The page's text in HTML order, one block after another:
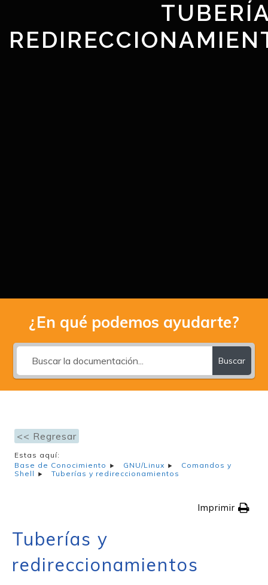
¿En qué podemos ayudarte?
Buscar
<< Regresar
Estas aquí:
Base de Conocimiento
GNU/Linux
Comandos y
Shell
Tuberías y redireccionamientos
Imprimir
Tuberías y
redireccionamientos